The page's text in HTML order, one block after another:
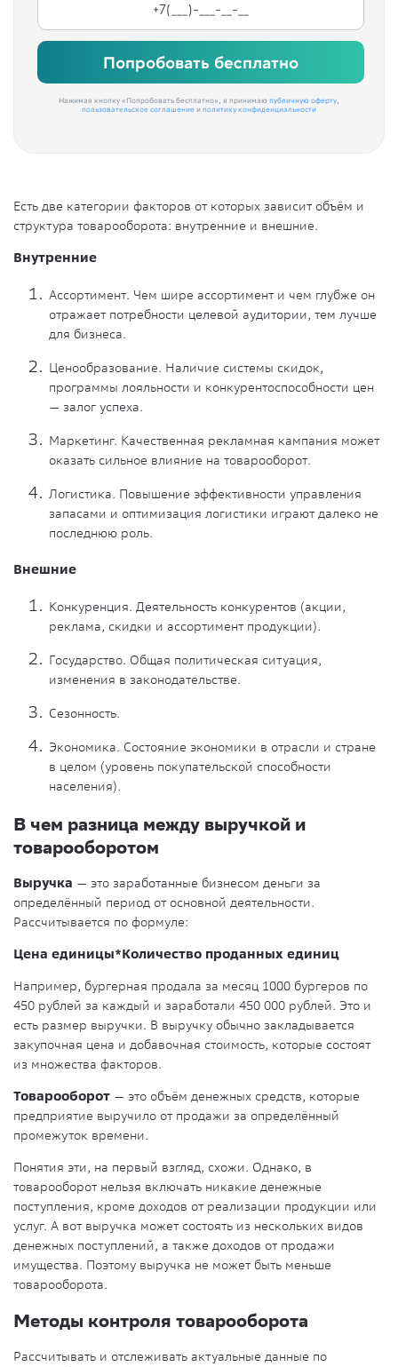
Попробовать бесплатно
Нажимая кнопку «Попробовать бесплатно», я принимаю публичную оферту
пользовательское соглашение и политику конфиденциальности
Есть две категории факторов от которых зависит объём и
структура товарооборота: внутренние и внешние.
Внутренние
Ассортимент. Чем шире ассортимент и чем глубже он
отражает потребности целевой аудитории, тем лучше
для бизнеса.
Ценообразование. Наличие системы скидок,
программы лояльности и конкурентоспособности цен
— залог успеха.
Маркетинг. Качественная рекламная кампания может
оказать сильное влияние на товарооборот.
Логистика. Повышение эффективности управления
запасами и оптимизация логистики играют далеко не
последнюю роль.
Внешние
Конкуренция. Деятельность конкурентов (акции,
реклама, скидки и ассортимент продукции).
Государство. Общая политическая ситуация,
изменения в законодательстве.
Сезонность.
Экономика. Состояние экономики в отрасли и стране
в целом (уровень покупательской способности
населения).
В чем разница между выручкой и
товарооборотом
Выручка — это заработанные бизнесом деньги за
определённый период от основной деятельности.
Рассчитывается по формуле:
Цена единицы*Количество проданных единиц
Например, бургерная продала за месяц 1000 бургеров по
450 рублей за каждый и заработали 450 000 рублей. Это и
есть размер выручки. В выручку обычно закладывается
закупочная цена и добавочная стоимость, которые состоят
из множества факторов.
Товарооборот — это объём денежных средств, которые
предприятие выручило от продажи за определённый
промежуток времени.
Понятия эти, на первый взгляд, схожи. Однако, в
товарооборот нельзя включать никакие денежные
поступления, кроме доходов от реализации продукции или
услуг. А вот выручка может состоять из нескольких видов
денежных поступлений, а также доходов от продажи
имущества. Поэтому выручка не может быть меньше
товарооборота.
Методы контроля товарооборота
Рассчитывать и отслеживать актуальные данные по